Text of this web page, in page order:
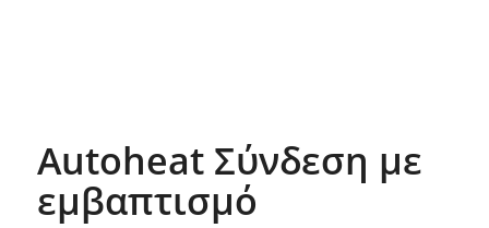
Autoheat Σύνδεση με
εμβαπτισμό